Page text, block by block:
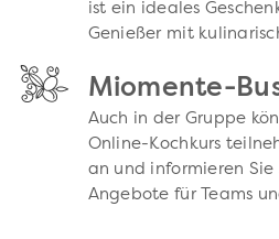
ist ein ideales
Genießer mit
Miomente-
Auch in der Gruppe
Online-Kochkurs
an und informieren Sie
Angebote für Teams